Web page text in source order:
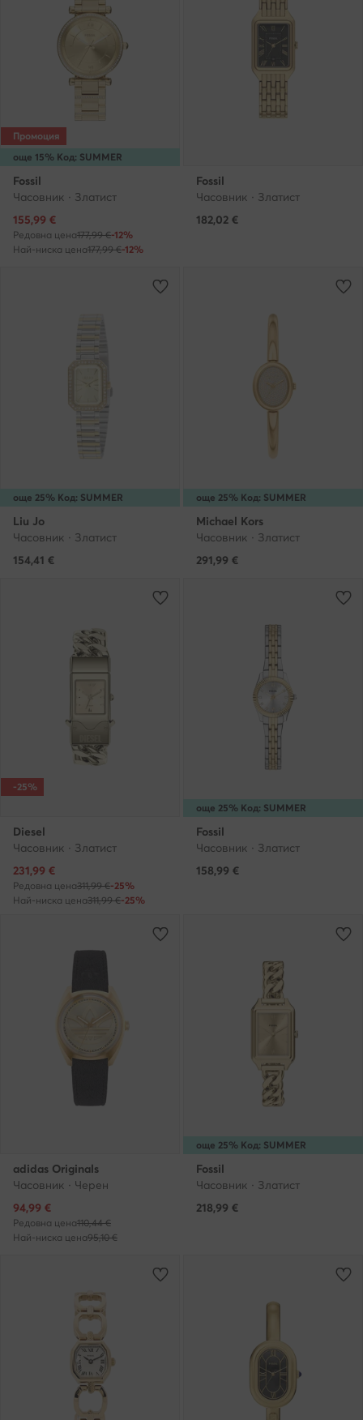
още 15% Код: SUMMER
Промоция
Fossil
Часовник · Златист
Актуална цена
155,99 €
Редовна цена177,99 €-12%
Най-ниска цена177,99 €-12%
Fossil
Часовник · Златист
182,02 €
още 25% Код: SUMMER
Liu Jo
Часовник · Златист
154,41 €
още 25% Код: SUMMER
Michael Kors
Часовник · Златист
291,99 €
-25%
Diesel
Часовник · Златист
Актуална цена
231,99 €
Редовна цена311,99 €-25%
Най-ниска цена311,99 €-25%
още 25% Код: SUMMER
Fossil
Часовник · Златист
158,99 €
adidas Originals
Часовник · Черен
Актуална цена
94,99 €
Редовна цена110,44 €
Най-ниска цена95,10 €
още 25% Код: SUMMER
Fossil
Часовник · Златист
218,99 €